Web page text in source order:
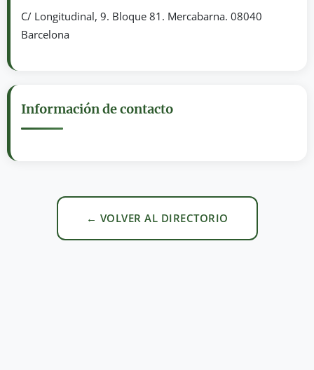
C/ Longitudinal, 9. Bloque 81. Mercabarna. 08040
Barcelona
Información de contacto
← VOLVER AL DIRECTORIO